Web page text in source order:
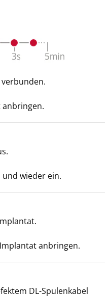
anbringen.
und wieder ein.
anbringen.
DL-Spulenkabel